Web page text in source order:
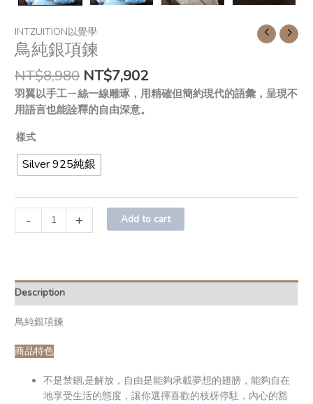
INTZUITION以覺學
鳥純銀項鍊
NT$8,980 NT$7,902
羽翼以手工ㄧ絲一線雕琢，用精確但簡約現代的語彙，呈現不
用語言也能詮釋的自由深意。
樣式
Silver 925純銀
- + Add to cart
Description
鳥純銀項鍊
商品特色
不是禁錮,是解放，自由是能夠承載夢想的翅膀，能夠自在
地享受生活的態度，讓你選擇喜歡的枝枒停駐，內心的豁